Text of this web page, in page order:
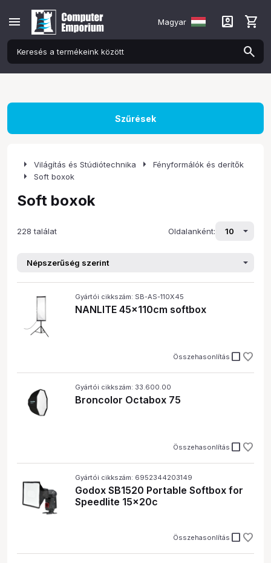
menu Magyar account_box shopping_cart
arrow_right Világítás és Stúdiótechnika arrow_right Fényformálók és derítők
arrow_right Soft boxok
Soft boxok
228 találat Oldalanként:
Gyártói cikkszám: SB-AS-110X45
NANLITE 45x110cm softbox
Összehasonlítás check_box_outline_blank
Gyártói cikkszám: 33.600.00
Broncolor Octabox 75
Összehasonlítás check_box_outline_blank
Gyártói cikkszám: 6952344203149
Godox SB1520 Portable Softbox for
Speedlite 15x20c
Összehasonlítás check_box_outline_blank
Szűrések